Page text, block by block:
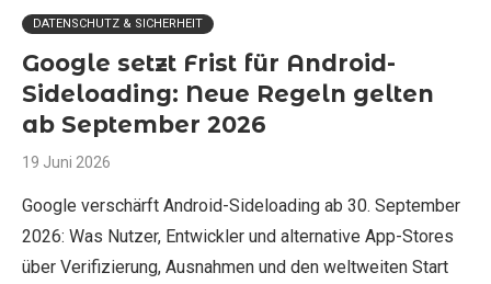
DATENSCHUTZ & SICHERHEIT
Google setzt Frist für Android-
Sideloading: Neue Regeln gelten
ab September 2026
19 Juni 2026
Google verschärft Android-Sideloading ab 30. September
2026: Was Nutzer, Entwickler und alternative App-Stores
über Verifizierung, Ausnahmen und den weltweiten Start